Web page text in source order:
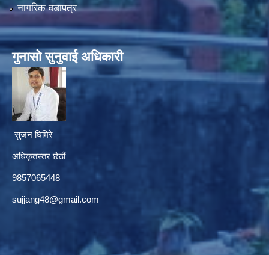
नागरिक वडापत्र
गुनासाे सुनुवाई अधिकारी
सुजन घिमिरे
अधिकृतस्तर छैठौं‌
9857065448
sujjang48@gmail.com